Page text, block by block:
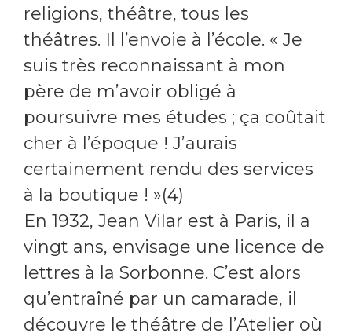
religions, théâtre, tous les
théâtres. Il l’envoie à l’école. « Je
suis très reconnaissant à mon
père de m’avoir obligé à
poursuivre mes études ; ça coûtait
cher à l’époque ! J’aurais
certainement rendu des services
à la boutique ! »(4)
En 1932, Jean Vilar est à Paris, il a
vingt ans, envisage une licence de
lettres à la Sorbonne. C’est alors
qu’entraîné par un camarade, il
découvre le théâtre de l’Atelier où